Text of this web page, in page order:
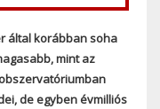
által korábban soha
mint az
de egyben évmilliós